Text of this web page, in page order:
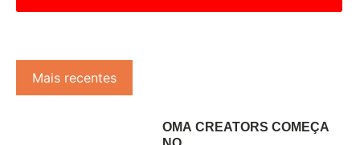
Mais recentes
OMA CREATORS COMEÇA